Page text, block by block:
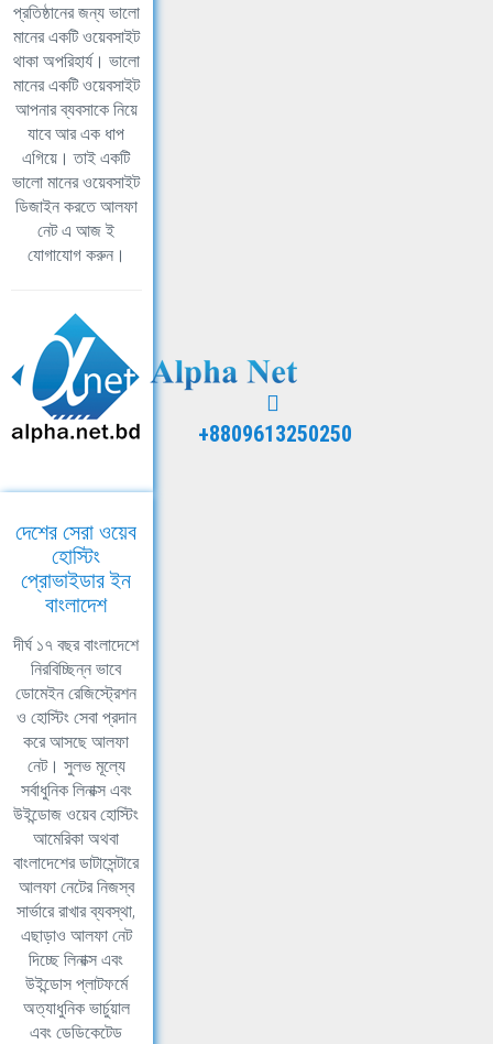
প্রতিষ্ঠানের জন্য ভালো
মানের একটি ওয়েবসাইট
থাকা অপরিহার্য। ভালো
মানের একটি ওয়েবসাইট
আপনার ব্যবসাকে নিয়ে
যাবে আর এক ধাপ
এগিয়ে। তাই একটি
ভালো মানের ওয়েবসাইট
ডিজাইন করতে আলফা
নেট এ আজ ই
যোগাযোগ করুন।
+8809613250250
দেশের সেরা ওয়েব
হোস্টিং
প্রোভাইডার ইন
বাংলাদেশ
দীর্ঘ ১৭ বছর বাংলাদেশে
নিরবিচ্ছিন্ন ভাবে
ডোমেইন রেজিস্ট্রেশন
ও হোস্টিং সেবা প্রদান
করে আসছে আলফা
নেট। সুলভ মূল্যে
সর্বাধুনিক লিনাক্স এবং
উইন্ডোজ ওয়েব হোস্টিং
আমেরিকা অথবা
বাংলাদেশের ডাটাসেন্টারে
আলফা নেটের নিজস্ব
সার্ভারে রাখার ব্যবস্থা,
এছাড়াও আলফা নেট
দিচ্ছে লিনাক্স এবং
উইন্ডোস প্লাটফর্মে
অত্যাধুনিক ভার্চুয়াল
এবং ডেডিকেটেড